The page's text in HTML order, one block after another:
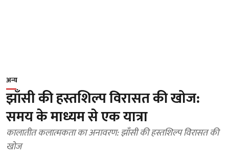
अन्य
झाँसी की हस्तशिल्प विरासत की खोज:
समय के माध्यम से एक यात्रा
कालातीत कलात्मकता का अनावरण: झाँसी की हस्तशिल्प विरासत की
खोज